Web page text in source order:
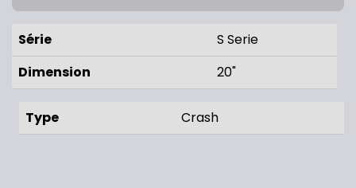
Série
S Serie
Dimension
20"
Type Crash